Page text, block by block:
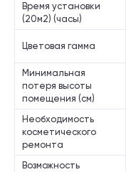
Время установки
(20м2) (часы)
Цветовая гамма
Минимальная
потеря высоты
помещения (см)
Необходимость
косметического
ремонта
Возможность